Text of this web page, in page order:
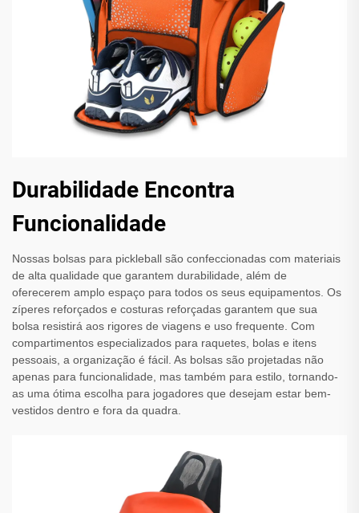
Durabilidade Encontra
Funcionalidade
Nossas bolsas para pickleball são confeccionadas com materiais
de alta qualidade que garantem durabilidade, além de
oferecerem amplo espaço para todos os seus equipamentos. Os
zíperes reforçados e costuras reforçadas garantem que sua
bolsa resistirá aos rigores de viagens e uso frequente. Com
compartimentos especializados para raquetes, bolas e itens
pessoais, a organização é fácil. As bolsas são projetadas não
apenas para funcionalidade, mas também para estilo, tornando-
as uma ótima escolha para jogadores que desejam estar bem-
vestidos dentro e fora da quadra.